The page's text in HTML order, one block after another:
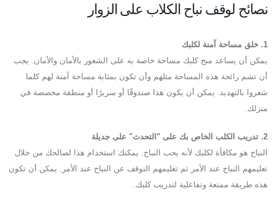
نصائح لوقف نباح الكلاب على الزوار
1. خلق مساحة آمنة لكلبك
يمكن أن يساعد منح كلبك مساحة خاصة به على الشعور بالأمان والأمان. يجب
أن تشم رائحة هذه المساحة مثلهم وأن تكون بمثابة مساحة آمنة لهم كلما
شعروا بالتهديد. يمكن أن يكون هذا صندوقًا أو سريرًا أو منطقة مخصصة في
منزلك.
2. تدريب الكلب الخاص بك على "التحدث" على جديلة
النباح هو مكافأة لكلبك لأنه يحب النباح. يمكنك استخدام هذا لصالحك من خلال
تعليمهم النباح عند الأمر ثم تعليمهم التوقف عن النباح عند الأمر. يمكن أن تكون
هذه طريقة ممتعة وتفاعلية لتدريب كلبك.